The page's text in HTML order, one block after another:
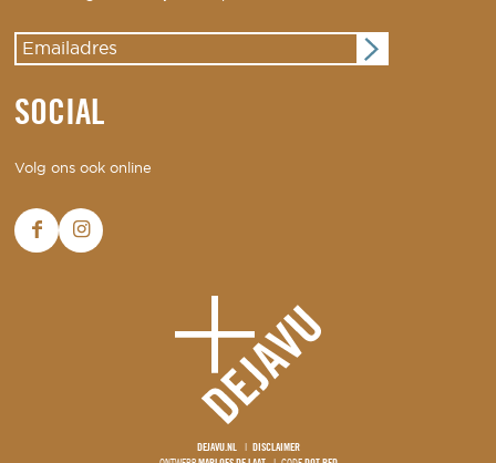
SOCIAL
Volg ons ook online
DEJAVU.NL
DISCLAIMER